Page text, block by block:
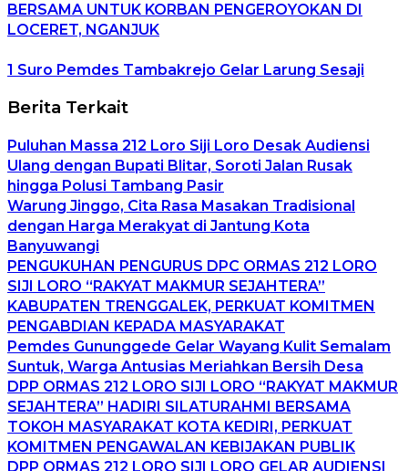
BERSAMA UNTUK KORBAN PENGEROYOKAN DI
LOCERET, NGANJUK
1 Suro Pemdes Tambakrejo Gelar Larung Sesaji
Berita Terkait
Puluhan Massa 212 Loro Siji Loro Desak Audiensi
Ulang dengan Bupati Blitar, Soroti Jalan Rusak
hingga Polusi Tambang Pasir
Warung Jinggo, Cita Rasa Masakan Tradisional
dengan Harga Merakyat di Jantung Kota
Banyuwangi
PENGUKUHAN PENGURUS DPC ORMAS 212 LORO
SIJI LORO “RAKYAT MAKMUR SEJAHTERA”
KABUPATEN TRENGGALEK, PERKUAT KOMITMEN
PENGABDIAN KEPADA MASYARAKAT
Pemdes Gununggede Gelar Wayang Kulit Semalam
Suntuk, Warga Antusias Meriahkan Bersih Desa
DPP ORMAS 212 LORO SIJI LORO “RAKYAT MAKMUR
SEJAHTERA” HADIRI SILATURAHMI BERSAMA
TOKOH MASYARAKAT KOTA KEDIRI, PERKUAT
KOMITMEN PENGAWALAN KEBIJAKAN PUBLIK
DPP ORMAS 212 LORO SIJI LORO GELAR AUDIENSI